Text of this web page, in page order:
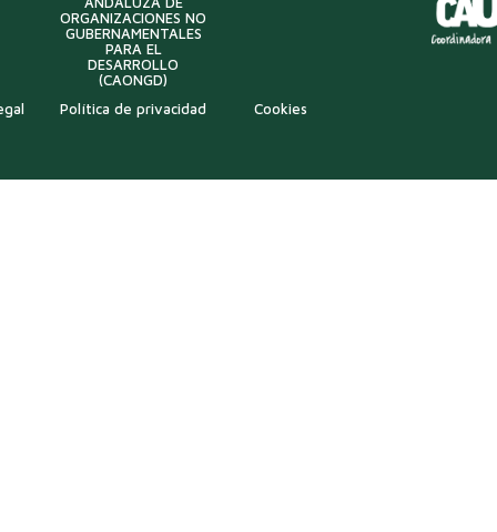
ORGANIZACIONES NO
GUBERNAMENTALES
PARA EL
DESARROLLO
(CAONGD)
Política de privacidad Cookies